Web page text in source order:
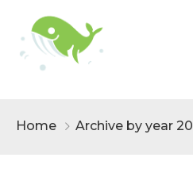
Home Archive by year